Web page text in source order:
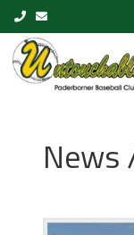
Skip to content
News